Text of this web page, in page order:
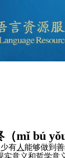
（mǐ bú
有人 能够做到